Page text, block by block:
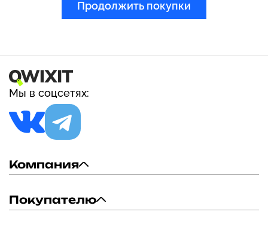
Продолжить покупки
Мы в соцсетях:
Компания
Покупателю